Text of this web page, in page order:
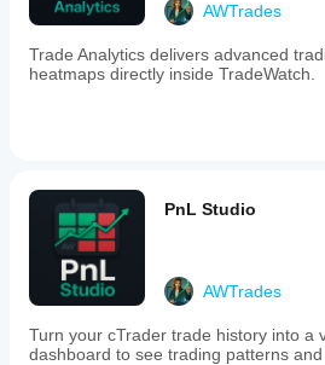
AWTrades
Trade Analytics delivers advanced
heatmaps directly inside TradeWatch.
PnL Studio
AWTrades
Turn your cTrader trade history into a
dashboard to see trading patterns